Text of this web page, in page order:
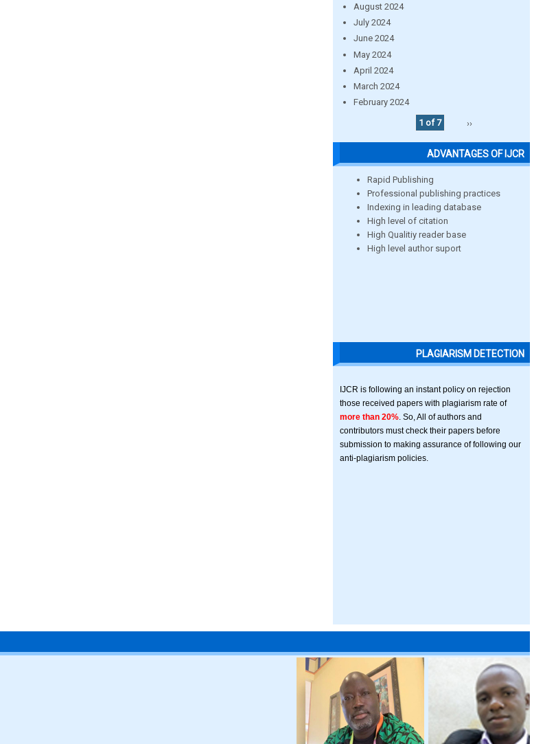
August 2024
July 2024
June 2024
May 2024
April 2024
March 2024
February 2024
1 of 7
››
ADVANTAGES OF IJCR
Rapid Publishing
Professional publishing practices
Indexing in leading database
High level of citation
High Qualitiy reader base
High level author suport
PLAGIARISM DETECTION
IJCR is following an instant policy on rejection
those received papers with plagiarism rate of
more than 20% . So, All of authors and
contributors must check their papers before
submission to making assurance of following our
anti-plagiarism policies.